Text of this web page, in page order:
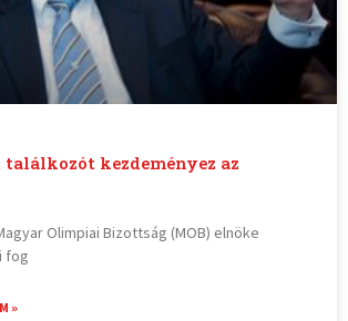
kezdeményez az
Olimpiai Bizottság (MOB) elnöke
fog
»